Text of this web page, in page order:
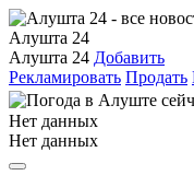
Алушта 24
Алушта 24 Добавить
Рекламировать Продать
Нет данных
Нет данных